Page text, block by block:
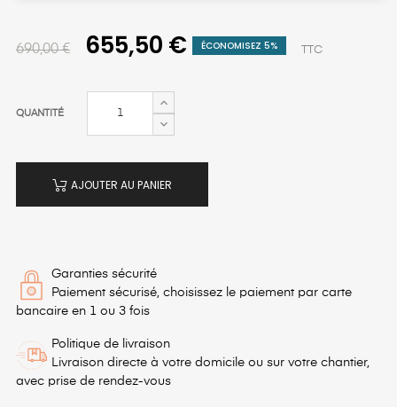
690,00 € 655,50 € ÉCONOMISEZ 5% TTC
QUANTITÉ
AJOUTER AU PANIER
Garanties sécurité
Paiement sécurisé, choisissez le paiement par carte
bancaire en 1 ou 3 fois
Politique de livraison
Livraison directe à votre domicile ou sur votre chantier,
avec prise de rendez-vous